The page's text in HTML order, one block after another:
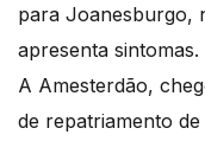
para Joanesburgo,
apresenta sintomas.
A Amesterdão,
de repatriamento